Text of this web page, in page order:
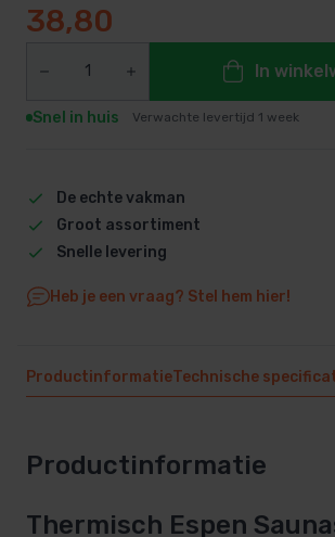
38,80
In
Snel in huis Verwachte levertijd 1 week
De echte vakman
Groot assortiment
Snelle levering
Heb je een vraag? Stel hem hier!
ProductinformatieTechnische
Productinformatie
Thermisch Espen